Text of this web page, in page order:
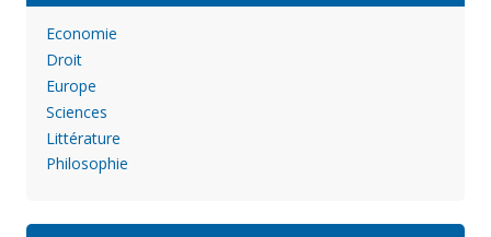
Economie
Droit
Europe
Sciences
Littérature
Philosophie